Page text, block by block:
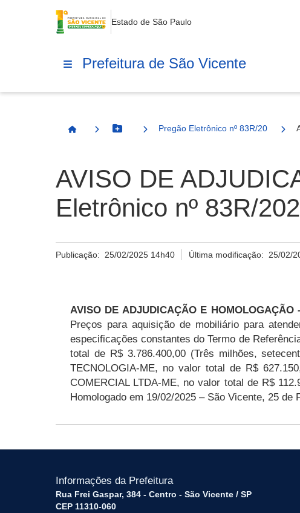
Estado de São Paulo
Prefeitura de São Vicente
Página InicialBotão Menu
Pregão Eletrônico nº 83R/2024
AVISO DE
Eletrônico nº 83R/
Publicação: 25/02/2025 14h40 Última modificação: 25/02/
AVISO DE ADJUDICAÇÃO E
Preços para aquisição de mobiliário para
especificações constantes do Termo de
total de R$ 3.786.400,00 (Três milhões,
TECNOLOGIA-ME, no valor total de R$
COMERCIAL LTDA-ME, no valor total de R$
Homologado em 19/02/2025 – São Vicente, 25
Informações da Prefeitura
Rua Frei Gaspar, 384 - Centro - São Vicente / SP
CEP 11310-060